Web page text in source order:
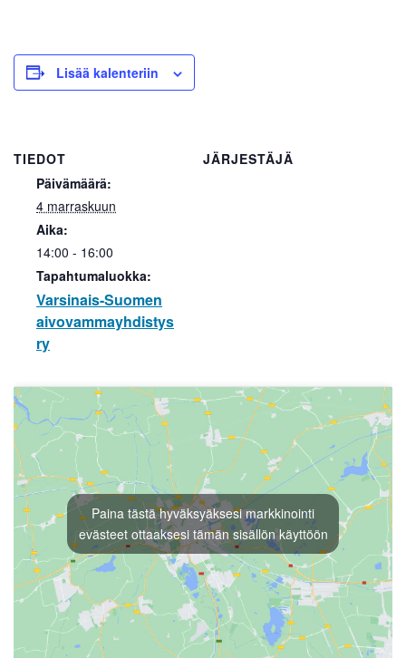
Lisää kalenteriin
TIEDOT
Päivämäärä:
4 marraskuun
Aika:
14:00 - 16:00
Tapahtumaluokka:
Varsinais-Suomen
aivovammayhdistys
ry
JÄRJESTÄJÄ
Paina tästä hyväksyäksesi markkinointi
evästeet ottaaksesi tämän sisällön käyttöön